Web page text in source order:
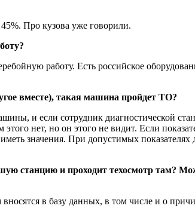
Про кузова уже говорили.
работу. Есть российское
вместе), такая машина пройдет ТО?
и если сотрудник диагностической
нет, но он этого не видит. Если
значения. При допустимых
станцию и проходит техосмотр там?
в базу данных, в том числе и о